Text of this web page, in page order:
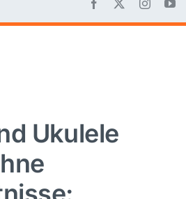
Ukulele